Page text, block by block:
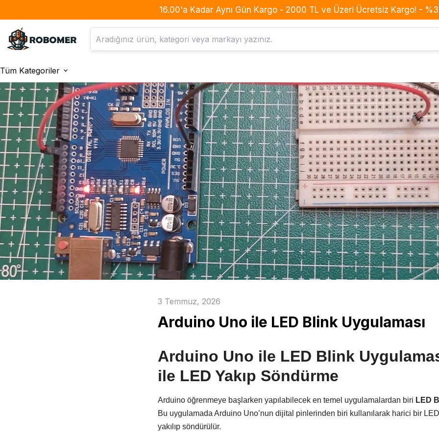
16.00'a Kadar Aynı Gün Kargo - 2000 TL ve Üzeri Ücretsiz Kargo! -
Tüm Kategoriler
Filamentler
PLA Çeşitleri
ABS Çeşitleri
PETG Çeşitleri
TPU Çeşitleri
ASA Çeşitleri
Glow PLA
Metalik PLA
Silk Magic PLA
Mat PLA
Silk PLA
Araç Gereç
Bantlar
Büyüteç & Tutacak
Kesici Delici Malzemeler
Kesme Matı
Kutular
Makaronlar
Pense & Kargaburun
Silikon Tabancası
Tornavidalar
Yan Keski
Komponent
Anahtar Buton Switch
Buzzer
Dirençler
Diyotlar
Entegreler
Kondansatörler
Led
MOSFET
Mikrodenetleyiciler
Potansiyometre Çeşitleri
Transistörler
Drone
BLDC Motor
Batarya
ESC
Frame
GPS
Konnektör
Kumanda
Pervane
Telemetri
Uçuş Kontrolcüsü
Modülleri
GSM Modülleri
RF Modülleri
Wi-fi Modülleri
ESP Geliştirici Kartlar
FPGA
STM Geliştirici Kartlar
Arduino Modelleri
Ölçü Test Aletleri Raspberry Pi
3 Temmuz, 2026
Arduino Uno ile LED Blink Uygulaması
Arduino Uno ile LED Blink
ile LED Yakıp Söndürme
Arduino öğrenmeye başlarken yapılabilecek en temel uygulamalardan biri LED
Bu uygulamada Arduino Uno’nun dijital pinlerinden biri kullanılarak harici bir
yakılıp söndürülür.